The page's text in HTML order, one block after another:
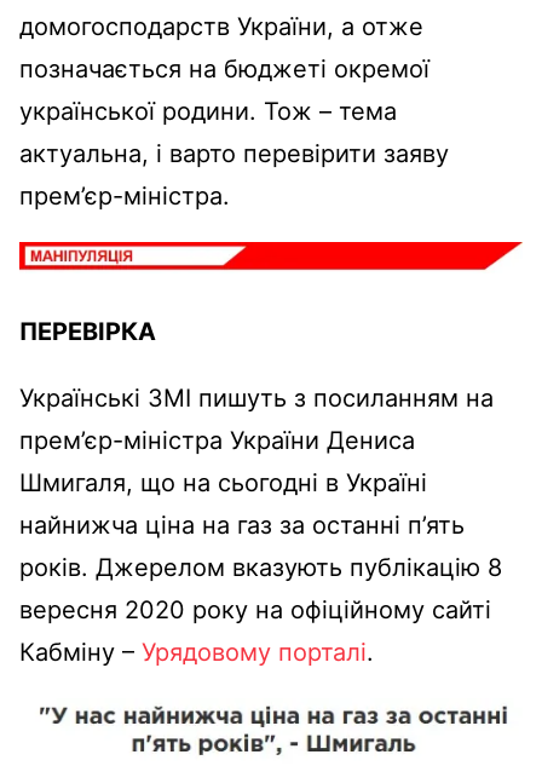
домогосподарств України, а отже
позначається на бюджеті окремої
української родини. Тож – тема
актуальна, і варто перевірити заяву
прем’єр-міністра.
ПЕРЕВІРКА
Українські ЗМІ пишуть з посиланням на
прем’єр-міністра України Дениса
Шмигаля, що на сьогодні в Україні
найнижча ціна на газ за останні п’ять
років. Джерелом вказують публікацію 8
вересня 2020 року на офіційному сайті
Кабміну – Урядовому порталі.